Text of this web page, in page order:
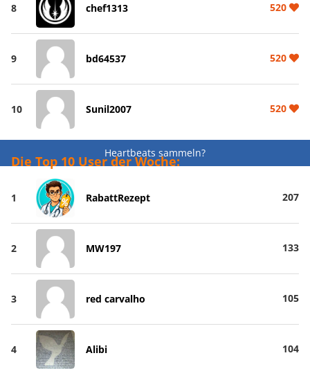
8 chef1313 520
9 bd64537 520
10 Sunil2007 520
Heartbeats sammeln?
Die Top 10 User der Woche:
1 RabattRezept 207
2 MW197 133
3 red carvalho 105
4 Alibi 104